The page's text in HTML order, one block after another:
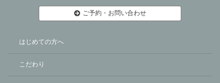
ご予約・お問い合わせ
はじめての方へ
こだわり